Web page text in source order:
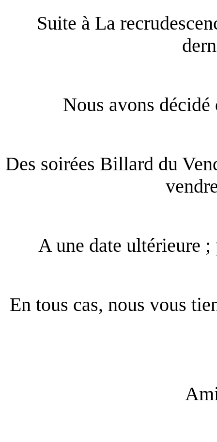
Suite à La
Nous avons
Des soirées Billard du
A une date ultérieure ;
En tous cas, nous vous